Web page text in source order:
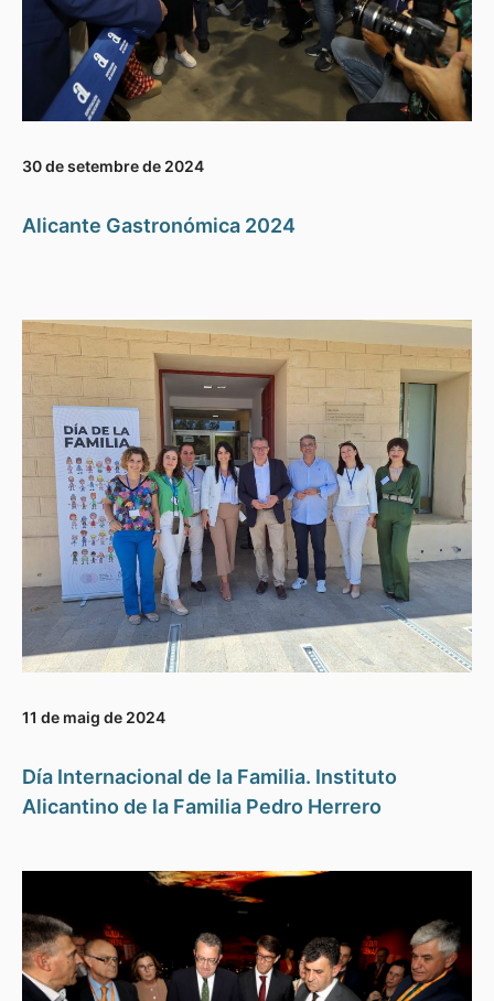
30 de setembre de 2024
Alicante Gastronómica 2024
11 de maig de 2024
Día Internacional de la Familia. Instituto
Alicantino de la Familia Pedro Herrero